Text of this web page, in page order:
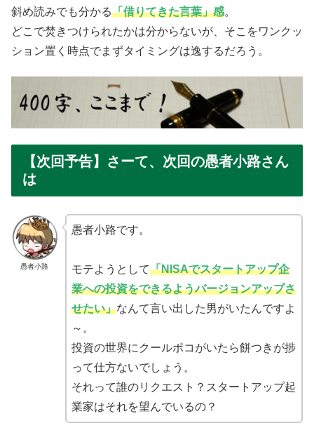
斜め読みでも分かる「借りてきた言葉」感。
どこで焚きつけられたかは分からないが、そこをワンクッ
ション置く時点でまずタイミングは逸するだろう。
【次回予告】さーて、次回の愚者小路さん
は
愚者小路
愚者小路です。
モテようとして「NISAでスタートアップ企
業への投資をできるようバージョンアップさ
せたい」なんて言い出した男がいたんですよ
～。
投資の世界にクールポコがいたら餅つきが捗
って仕方ないでしょう。
それって誰のリクエスト？スタートアップ起
業家はそれを望んでいるの？